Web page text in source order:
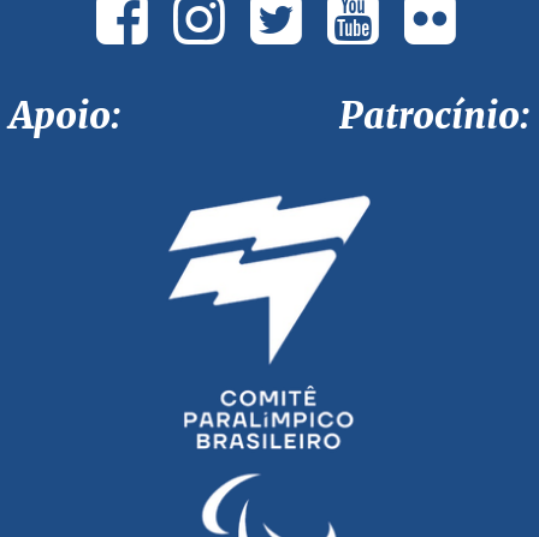
Apoio: Patrocínio: